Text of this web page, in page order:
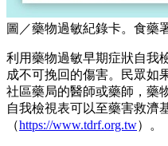
圖／藥物過敏紀錄卡。食藥
利用藥物過敏早期症狀自我
成不可挽回的傷害。民眾如
社區藥局的醫師或藥師，藥
自我檢視表可以至藥害救濟
（https://www.tdrf.org.tw）。